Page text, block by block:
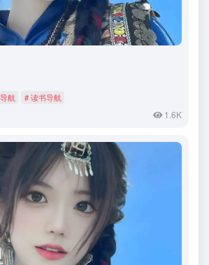
航 # 读书导航
1.6K